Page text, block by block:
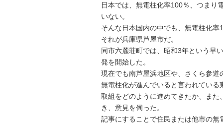
日本では、無電柱化率100％、つまり
いない。
そんな日本国内の中でも、無電柱化
それが兵庫県芦屋市だ。
同市六麓荘町では、昭和3年という早
発を開始した。
現在でも南芦屋浜地区や、さくら参
無電柱化が進んでいると言われてい
取組をどのように進めてきたか、ま
き、意見を伺った。
記事にすることで住民または他市の